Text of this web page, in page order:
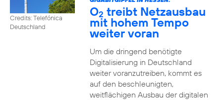
Credits: Telefónica
Deutschland
O2 treibt Netzausbau
mit hohem Tempo
weiter voran
Um die dringend benötigte
Digitalisierung in Deutschland
weiter voranzutreiben, kommt es
auf den beschleunigten,
weitflächigen Ausbau der digitalen